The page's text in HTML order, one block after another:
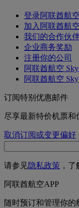
登录阿联酋航
加入阿联酋航
我们的合作伙
企业商务奖励
注册你的公司
阿联酋航空
阿联酋航空
订阅特别优惠邮件
尽享最新特价机票和
取消订阅或变更偏好
请参见隐私政策 ，
阿联酋航空APP
随时预订和管理你的